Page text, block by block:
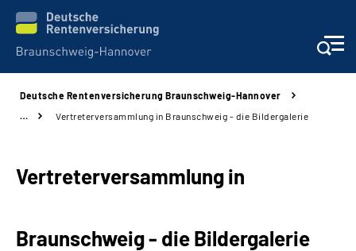
Karriere
Deutsche Rentenversicherung Braunschweig-Hannover
…
Vertreterversammlung in Braunschweig - die Bildergalerie
Vertreterversammlung in
Braunschweig - die Bildergalerie